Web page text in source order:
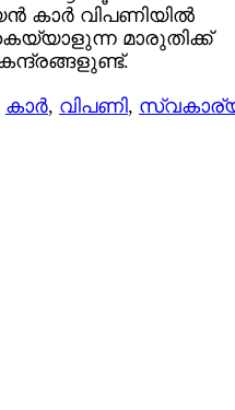
കാര്‍ വിപണിയില്‍
മാരുതിക്ക്
കാര്‍, വിപണി,